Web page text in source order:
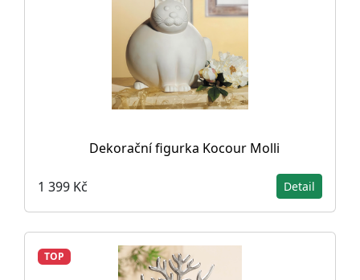
Dekorační figurka Kocour Molli
1 399 Kč Detail
TOP